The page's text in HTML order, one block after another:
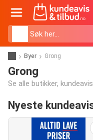
Byer Grong
Grong
Se alle butikker,
Nyeste